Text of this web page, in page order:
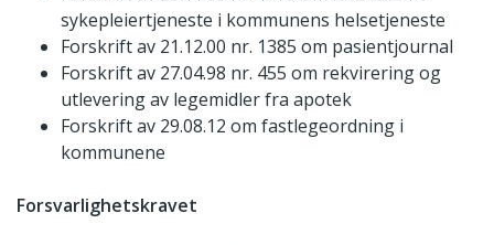
sykepleiertjeneste i kommunens helsetjeneste
Forskrift av 21.12.00 nr. 1385 om pasientjournal
Forskrift av 27.04.98 nr. 455 om rekvirering og
utlevering av legemidler fra apotek
Forskrift av 29.08.12 om fastlegeordning i
kommunene
Forsvarlighetskravet